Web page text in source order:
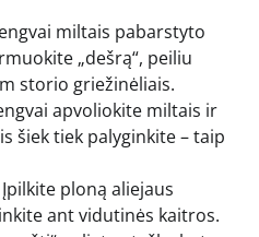
miltais pabarstyto
„dešrą“, peiliu
storio griežinėliais.
apvoliokite miltais ir
šiek tiek palyginkite – taip
Įpilkite ploną aliejaus
ant vidutinės kaitros.